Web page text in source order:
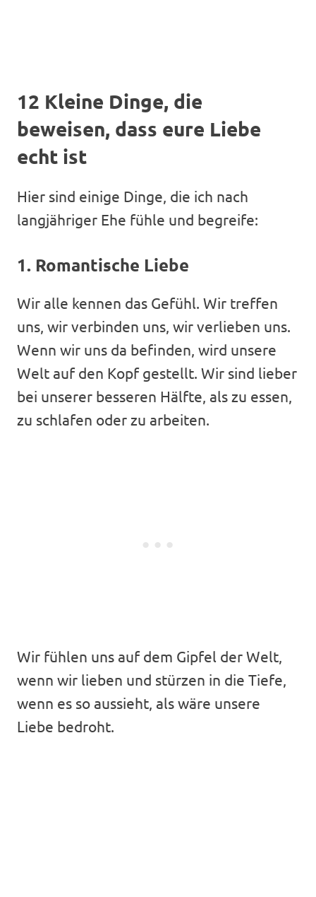
12 Kleine Dinge, die
beweisen, dass eure Liebe
echt ist
Hier sind einige Dinge, die ich nach
langjähriger Ehe fühle und begreife:
1. Romantische Liebe
Wir alle kennen das Gefühl. Wir treffen
uns, wir verbinden uns, wir verlieben uns.
Wenn wir uns da befinden, wird unsere
Welt auf den Kopf gestellt. Wir sind lieber
bei unserer besseren Hälfte, als zu essen,
zu schlafen oder zu arbeiten.
Wir fühlen uns auf dem Gipfel der Welt,
wenn wir lieben und stürzen in die Tiefe,
wenn es so aussieht, als wäre unsere
Liebe bedroht.